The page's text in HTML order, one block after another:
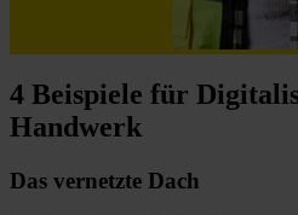
4 Beispiele für
Handwerk
Das vernetzte Dach